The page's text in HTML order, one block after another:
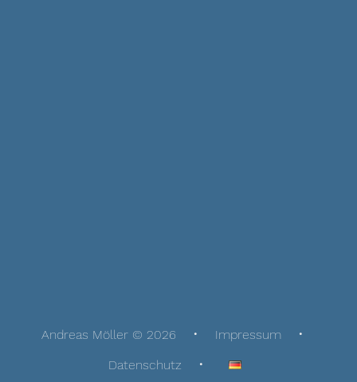
Andreas Möller © 2026
Impressum
Datenschutz